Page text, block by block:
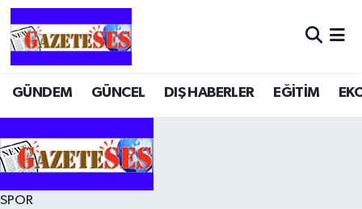
GÜNDEM GÜNCEL DIŞ HABERLER EĞİTİM
SPOR